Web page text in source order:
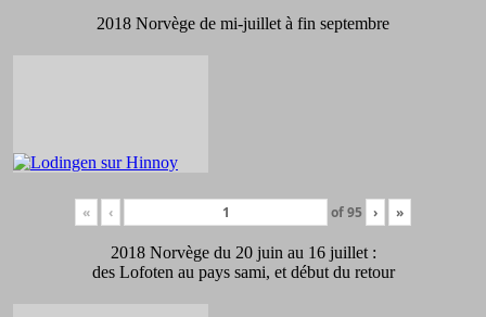
2018 Norvège de mi-juillet à fin septembre
« ‹ of95 › »
2018 Norvège du 20 juin au 16 juillet :
des Lofoten au pays sami, et début du retour